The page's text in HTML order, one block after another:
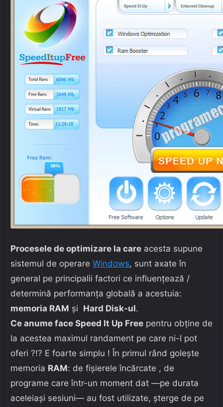
Procesele de optimizare la care acesta supune
sistemul de operare Windows, sunt axate în
general pe principalii factori ce influențează /
determină performanța globală a acestuia:
memoria RAM și Hard Disk-ul.
Ce anume face Speed It Up Free pentru obține de
la acestea maximul randament pe care ni-l pot
oferi ?!? E foarte simplu ! În primul rând golește
memoria RAM: de fișierele încărcate , de
programe care într-un moment dat —pe durata
aceleiași sesiuni— au fost utilizate, șterge de pe